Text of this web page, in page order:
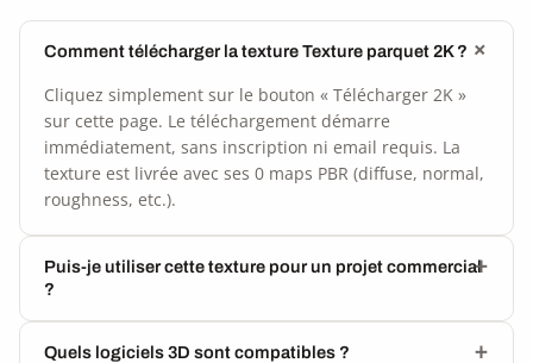
Comment télécharger la texture Texture parquet 2K ?
Cliquez simplement sur le bouton « Télécharger 2K »
sur cette page. Le téléchargement démarre
immédiatement, sans inscription ni email requis. La
texture est livrée avec ses 0 maps PBR (diffuse, normal,
roughness, etc.).
Puis-je utiliser cette texture pour un projet commercial
?
Quels logiciels 3D sont compatibles ?